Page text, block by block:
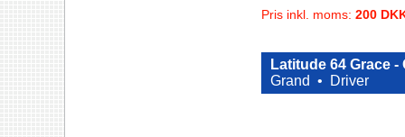
Pris inkl. moms: 200
Latitude 64 Grace
Grand •
Driver